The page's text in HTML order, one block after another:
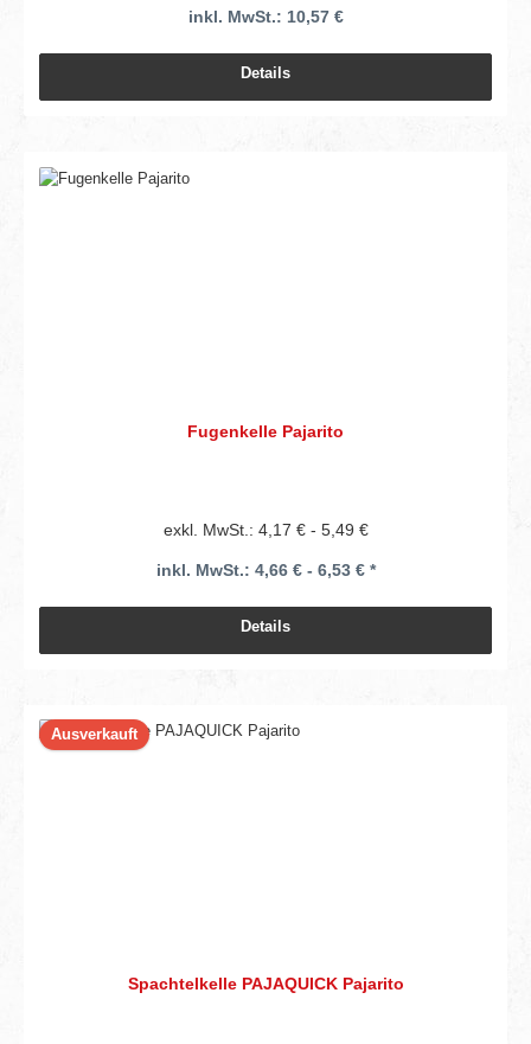
inkl. MwSt.: 10,57 €
Details
Fugenkelle Pajarito
exkl. MwSt.: 4,17 € - 5,49 €
inkl. MwSt.: 4,66 € - 6,53 € *
Details
Ausverkauft
Spachtelkelle PAJAQUICK Pajarito